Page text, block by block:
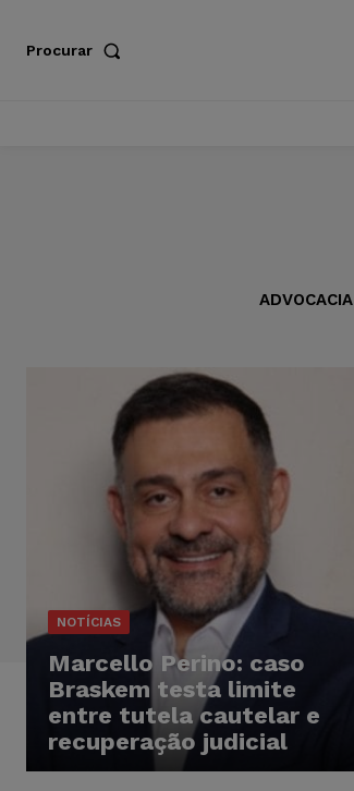
Procurar
ADVOCACIA
NOTÍCIAS
Marcello Perino: caso
Braskem testa limite
entre tutela cautelar e
recuperação judicial